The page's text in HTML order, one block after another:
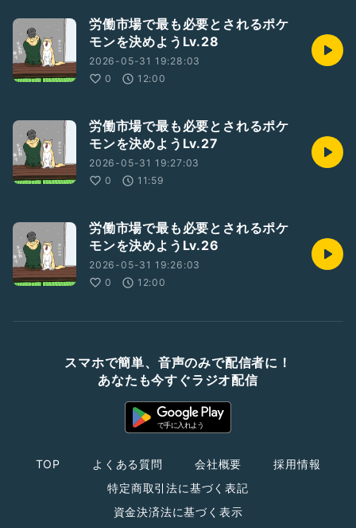
労働市場で最も必要とされるポケ
モンを決めようLv.28
2026-05-31 19:28:03
0
12:00
労働市場で最も必要とされるポケ
モンを決めようLv.27
2026-05-31 19:27:03
0
11:59
労働市場で最も必要とされるポケ
モンを決めようLv.26
2026-05-31 19:26:03
0
12:00
スマホで簡単、音声のみで配信者に！
あなたも今すぐラジオ配信
TOP よくある質問 会社概要
採用情報
特定商取引法に基づく表記
資金決済法に基づく表示